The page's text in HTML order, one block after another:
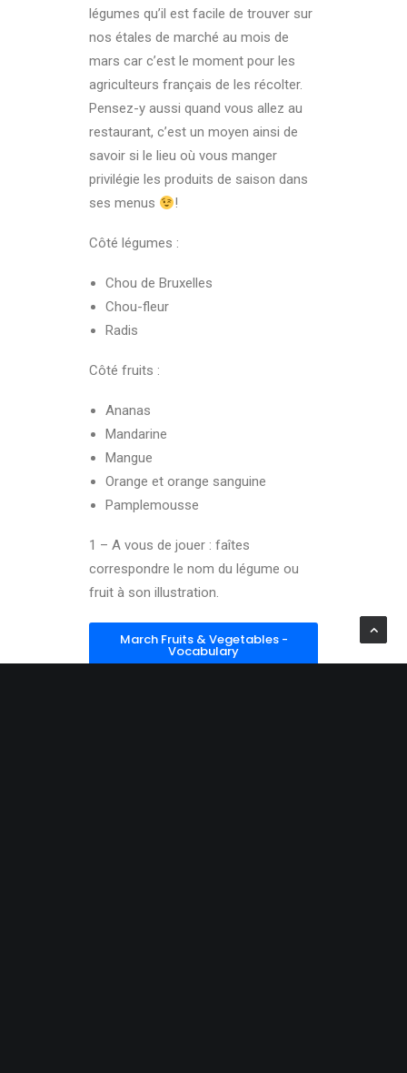
légumes qu’il est facile de trouver sur
nos étales de marché au mois de
mars car c’est le moment pour les
agriculteurs français de les récolter.
Pensez-y aussi quand vous allez au
restaurant, c’est un moyen ainsi de
savoir si le lieu où vous manger
privilégie les produits de saison dans
ses menus
!
Côté légumes :
Chou de Bruxelles
Chou-fleur
Radis
Côté fruits :
Ananas
Mandarine
Mangue
Orange et orange sanguine
Pamplemousse
1 – A vous de jouer : faîtes
correspondre le nom du légume ou
fruit à son illustration.
March Fruits & Vegetables -
Vocabulary